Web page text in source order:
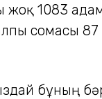
1083 адам
сомасы
бұның